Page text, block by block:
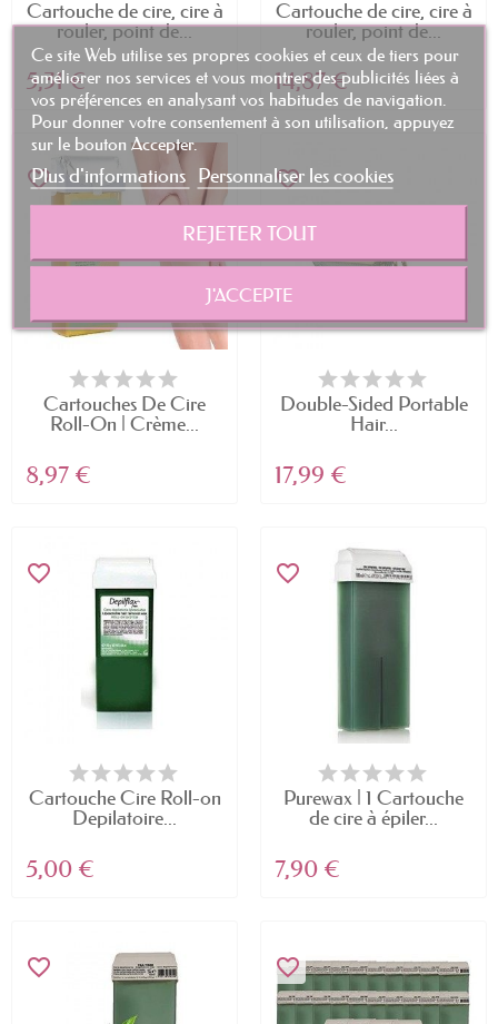
Cartouche de cire, cire à
rouler, point de...
5,31 €
Cartouche de cire, cire à
rouler, point de...
14,87 €
favorite_border
Cartouches De Cire
Roll-On | Crème...
8,97 €
favorite_border
Double-Sided Portable
Hair...
17,99 €
favorite_border
Cartouche Cire Roll-on
Depilatoire...
5,00 €
favorite_border
Purewax | 1 Cartouche
de cire à épiler...
7,90 €
favorite_border favorite_border
Ce site Web utilise ses propres cookies et ceux de tiers pour
améliorer nos services et vous montrer des publicités liées à
vos préférences en analysant vos habitudes de navigation.
Pour donner votre consentement à son utilisation, appuyez
sur le bouton Accepter.
Plus d'informations Personnaliser les cookies
REJETER TOUT
J'ACCEPTE